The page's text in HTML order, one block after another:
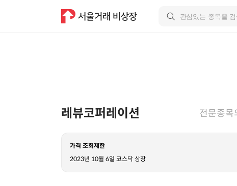
레뷰코퍼레이션 전문종목
가격 조회제한
2023년 10월 6일 코스닥 상장